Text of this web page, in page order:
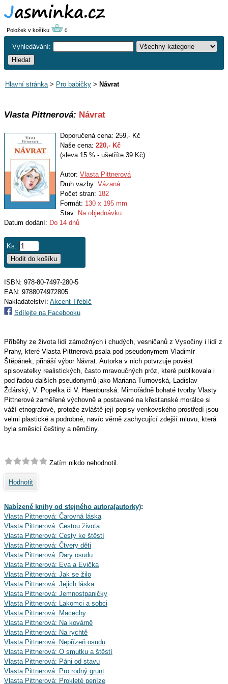
Položek v košíku 0
Vyhledávání:
Hlavní stránka> Pro babičky > Návrat
Vlasta Pittnerová: Návrat
Doporučená cena: 259,- Kč
Naše cena: 220,- Kč
(sleva 15 % - ušetříte 39 Kč)
Autor: Vlasta Pittnerová
Druh vazby: Vázaná
Počet stran: 182
Formát: 130 x 195 mm
Stav: Na objednávku
Datum dodání: Do 14 dnů
Ks:
ISBN: 978-80-7497-280-5
EAN: 9788074972805
Nakladatelství: Akcent Třebíč
Sdílejte na Facebooku
Příběhy ze života lidí zámožných i chudých, vesničanů z Vysočiny i lidí z
Prahy, které Vlasta Pittnerová psala pod pseudonymem Vladimír
Štěpánek, přináší výbor Návrat. Autorka v nich potvrzuje pověst
spisovatelky realistických, často mravoučných próz, které publikovala i
pod řadou dalších pseudonymů jako Mariana Turnovská, Ladislav
Žďárský, V. Popelka či V. Haenburská. Mimořádně bohaté tvorby Vlasty
Pittnerové zaměřené výchovně a postavené na křesťanské morálce si
váží etnografové, protože zvláště její popisy venkovského prostředí jsou
velmi plastické a podrobné, navíc věrně zachycující zdejší mluvu, která
byla směsicí češtiny a němčiny.
Zatím nikdo nehodnotil.
Hodnotit
Nabízené knihy od stejného autora(autorky):
Vlasta Pittnerová: Čarovná láska
Vlasta Pittnerová: Cestou života
Vlasta Pittnerová: Cesty ke štěstí
Vlasta Pittnerová: Čtvery děti
Vlasta Pittnerová: Dary osudu
Vlasta Pittnerová: Eva a Evička
Vlasta Pittnerová: Jak se žilo
Vlasta Pittnerová: Jejich láska
Vlasta Pittnerová: Jemnostpaničky
Vlasta Pittnerová: Lakomci a sobci
Vlasta Pittnerová: Macechy
Vlasta Pittnerová: Na kovárně
Vlasta Pittnerová: Na rychtě
Vlasta Pittnerová: Nepřízeň osudu
Vlasta Pittnerová: O smutku a štěstí
Vlasta Pittnerová: Páni od stavu
Vlasta Pittnerová: Pro rodný grunt
Vlasta Pittnerová: Prokleté peníze